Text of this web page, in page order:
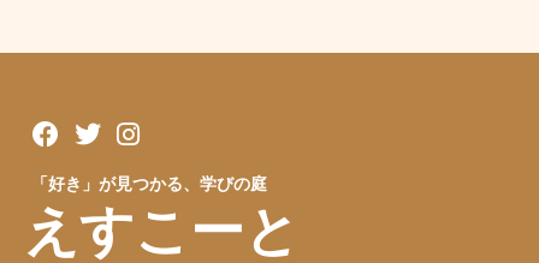
「好き」が見つかる、学びの庭
えすこーと